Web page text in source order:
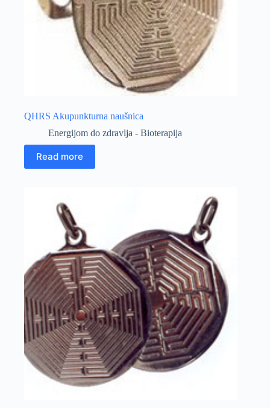
QHRS Akupunkturna naušnica
Energijom do zdravlja - Bioterapija
Read more